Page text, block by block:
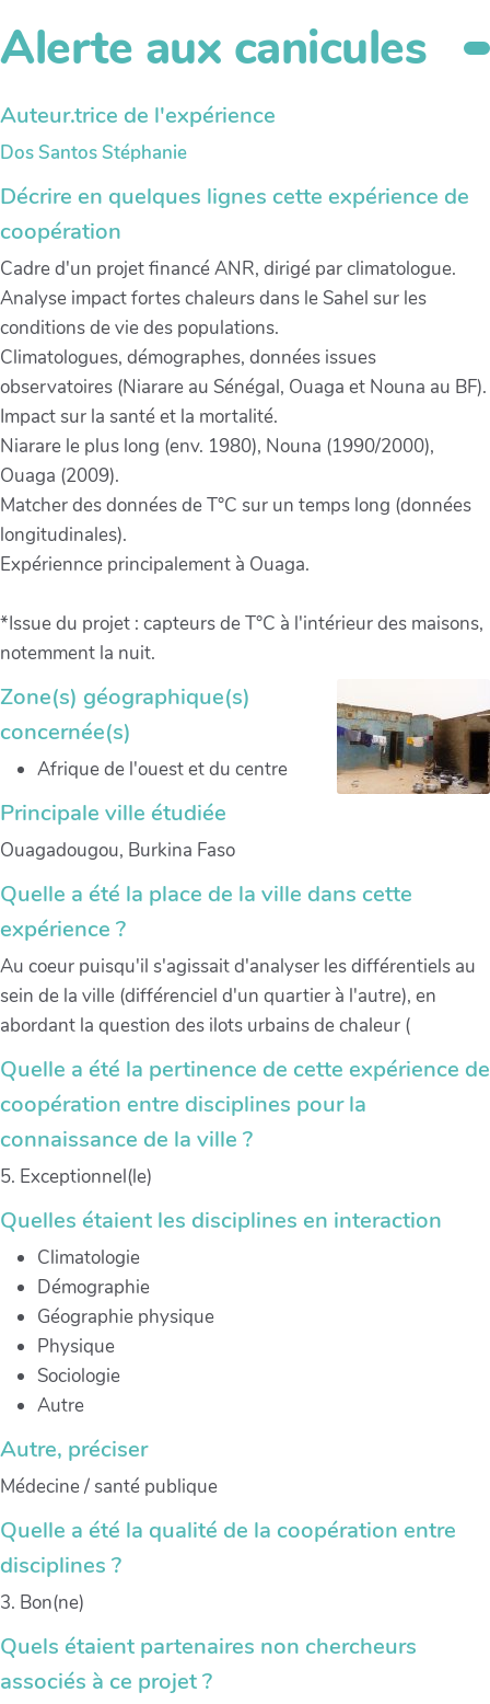
Alerte aux canicules
Auteur.trice de l'expérience
Dos Santos Stéphanie
Décrire en quelques lignes cette expérience de
coopération
Cadre d'un projet financé ANR, dirigé par climatologue.
Analyse impact fortes chaleurs dans le Sahel sur les
conditions de vie des populations.
Climatologues, démographes, données issues
observatoires (Niarare au Sénégal, Ouaga et Nouna au BF).
Impact sur la santé et la mortalité.
Niarare le plus long (env. 1980), Nouna (1990/2000),
Ouaga (2009).
Matcher des données de T°C sur un temps long (données
longitudinales).
Expériennce principalement à Ouaga.
*Issue du projet : capteurs de T°C à l'intérieur des maisons,
notemment la nuit.
Zone(s) géographique(s)
concernée(s)
Afrique de l'ouest et du centre
Principale ville étudiée
Ouagadougou, Burkina Faso
Quelle a été la place de la ville dans cette
expérience ?
Au coeur puisqu'il s'agissait d'analyser les différentiels au
sein de la ville (différenciel d'un quartier à l'autre), en
abordant la question des ilots urbains de chaleur (
Quelle a été la pertinence de cette expérience de
coopération entre disciplines pour la
connaissance de la ville ?
5. Exceptionnel(le)
Quelles étaient les disciplines en interaction
Climatologie
Démographie
Géographie physique
Physique
Sociologie
Autre
Autre, préciser
Médecine / santé publique
Quelle a été la qualité de la coopération entre
disciplines ?
3. Bon(ne)
Quels étaient partenaires non chercheurs
associés à ce projet ?